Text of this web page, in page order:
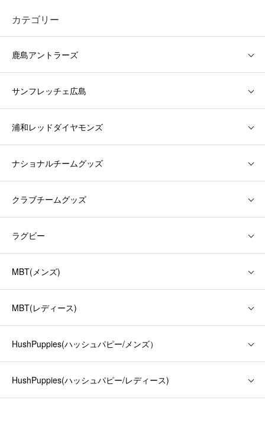
カテゴリー
鹿島アントラーズ
サンフレッチェ広島
浦和レッドダイヤモンズ
ナショナルチームグッズ
クラブチームグッズ
ラグビー
MBT(メンズ)
MBT(レディース)
HushPuppies(ハッシュパピー/メンズ）
HushPuppies(ハッシュパピー/レディース)